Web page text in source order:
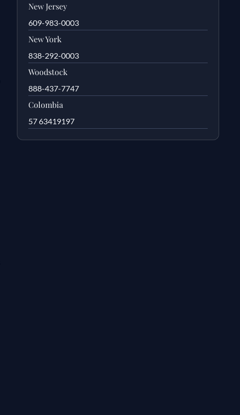
New Jersey
609-983-0003
New York
838-292-0003
Woodstock
888-437-7747
Colombia
57 63419197